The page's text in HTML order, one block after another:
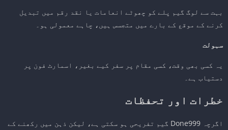
بہت سے لوگ گیم پلے کو چھوٹے انعامات یا نقد رقم میں تبدیل
کرنے کے موقع کے بارے میں متجسس ہیں، چاہے معمولی ہو۔
سہولت
یہ کسی بھی وقت، کسی مقام پر سفر کیے بغیر، اسمارٹ فون پر
دستیاب ہے۔
خطرات اور تحفظات
اگرچہ Done999 گیم تفریحی ہو سکتی ہے، لیکن ذہن میں رکھنے کے